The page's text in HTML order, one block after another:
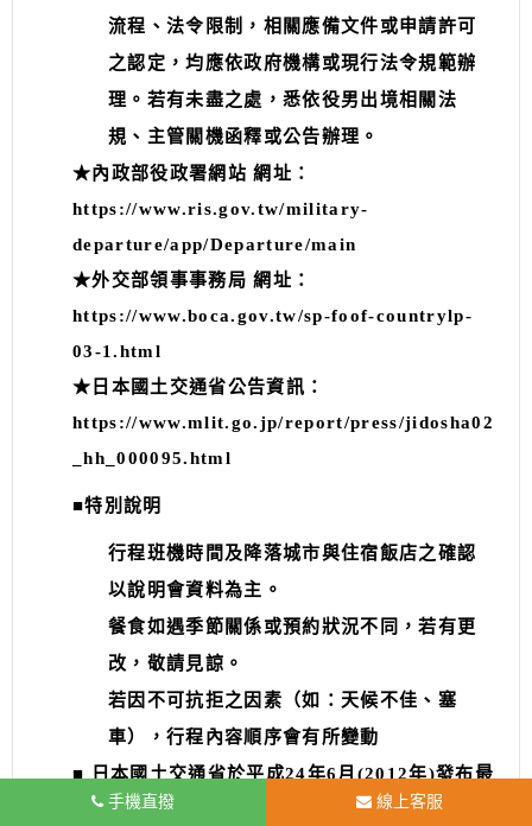
流程、法令限制，相關應備文件或申請許可
之認定，均應依政府機構或現行法令規範辦
理。若有未盡之處，悉依役男出境相關法
規、主管關機函釋或公告辦理。
★內政部役政署網站 網址：
https://www.ris.gov.tw/military-
departure/app/Departure/main
★外交部領事事務局 網址：
https://www.boca.gov.tw/sp-foof-countrylp-
03-1.html
★日本國土交通省公告資訊：
https://www.mlit.go.jp/report/press/jidosha02
_hh_000095.html
■特別說明
行程班機時間及降落城市與住宿飯店之確認
以說明會資料為主。
餐食如遇季節關係或預約狀況不同，若有更
改，敬請見諒。
若因不可抗拒之因素（如：天候不佳、塞
車），行程內容順序會有所變動
■ 日本國土交通省於平成24年6月(2012年)發布最
新規定，每日行車時間不得超過10小時（以自車
手機直撥 線上客服